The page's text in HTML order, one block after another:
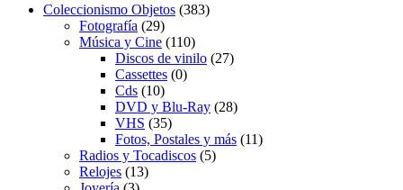
Coleccionismo Objetos (383)
Fotografía (29)
Música y Cine (110)
Discos de vinilo (27)
Cassettes (0)
Cds (10)
DVD y Blu-Ray (28)
VHS (35)
Fotos, Postales y más (11)
Radios y Tocadiscos (5)
Relojes (13)